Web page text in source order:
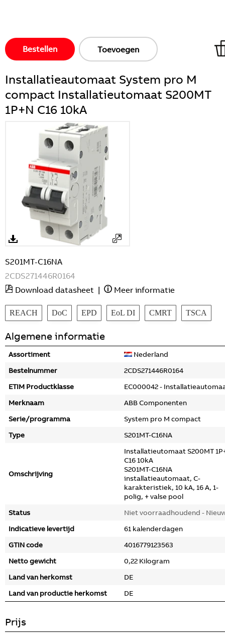
Bestellen Toevoegen
Installatieautomaat System pro M
compact Installatieutomaat S200MT
1P+N C16 10kA
S201MT-C16NA
2CDS271446R0164
Download datasheet | Meer informatie
REACH DoC EPD EoL DI CMRT TSCA
Algemene informatie
Assortiment
Nederland
Bestelnummer
2CDS271446R0164
ETIM Productklasse
EC000042 -
Merknaam
ABB Componenten
Serie/programma
System pro M compact
Type
S201MT-C16NA
Omschrijving
Installatieutomaat S200MT
C16 10kA
S201MT-C16NA
installatieautomaat, C-
karakteristiek, 10 kA, 16 A, 1-
polig, + valse pool
Status
Niet voorraadhoudend -
Indicatieve levertijd
61 kalenderdagen
GTIN code
4016779123563
Netto gewicht
0,22 Kilogram
Land van herkomst
DE
Land van productie herkomst
DE
Prijs